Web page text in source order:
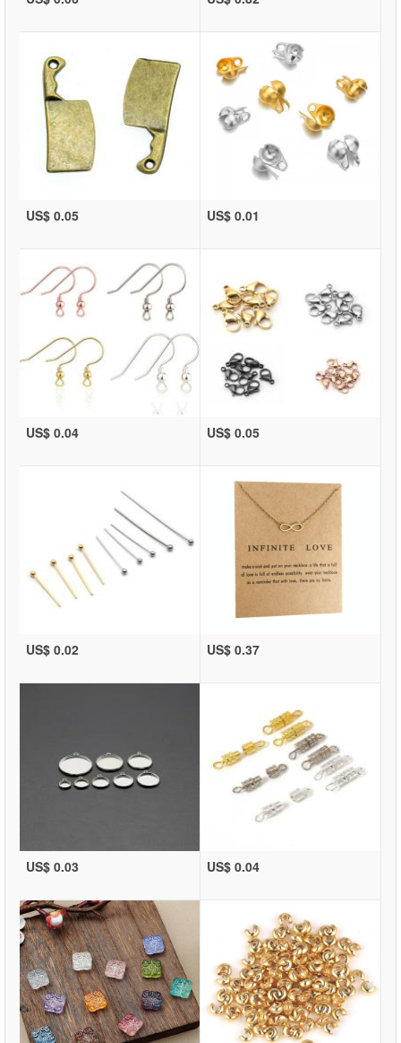
US$ 0.05 US$ 0.01
US$ 0.04 US$ 0.05
US$ 0.02 US$ 0.37
US$ 0.03 US$ 0.04